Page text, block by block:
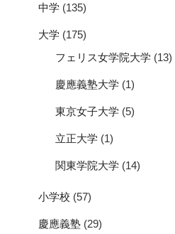
中学 (135)
大学 (175)
フェリス女学院大学 (13)
慶應義塾大学 (1)
東京女子大学 (5)
立正大学 (1)
関東学院大学 (14)
小学校 (57)
慶應義塾 (29)